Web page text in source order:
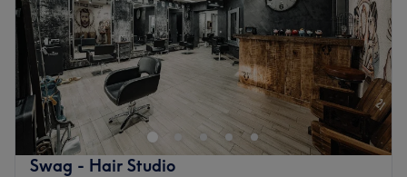
Swag - Hair Studio